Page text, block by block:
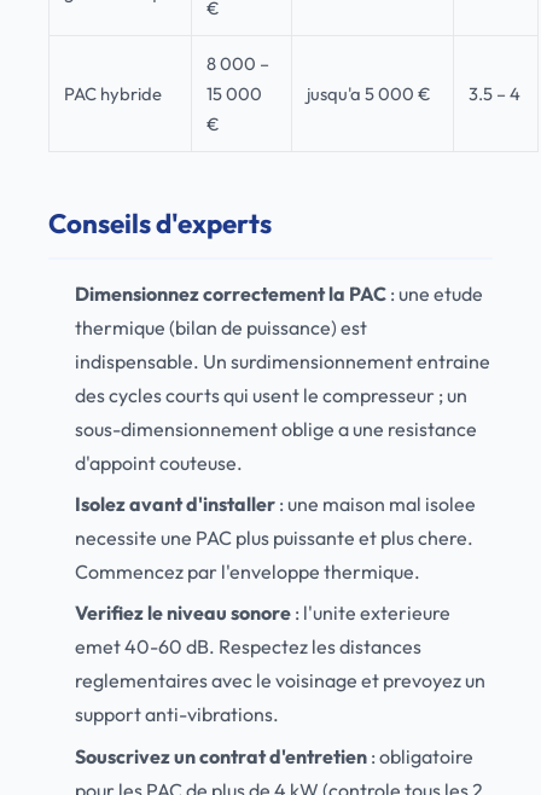
€
PAC hybride
8 000 –
15 000
€
jusqu'a 5 000 € 3.5 – 4
Conseils d'experts
Dimensionnez correctement la PAC : une etude
thermique (bilan de puissance) est
indispensable. Un surdimensionnement entraine
des cycles courts qui usent le compresseur ; un
sous-dimensionnement oblige a une resistance
d'appoint couteuse.
Isolez avant d'installer : une maison mal isolee
necessite une PAC plus puissante et plus chere.
Commencez par l'enveloppe thermique.
Verifiez le niveau sonore : l'unite exterieure
emet 40-60 dB. Respectez les distances
reglementaires avec le voisinage et prevoyez un
support anti-vibrations.
Souscrivez un contrat d'entretien : obligatoire
pour les PAC de plus de 4 kW (controle tous les 2